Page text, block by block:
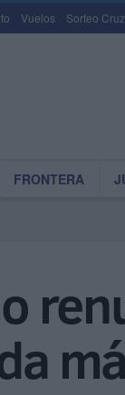
Vuelos Sorteo
FRONTERA